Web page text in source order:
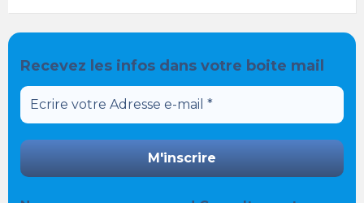
Recevez les infos dans votre boite mail